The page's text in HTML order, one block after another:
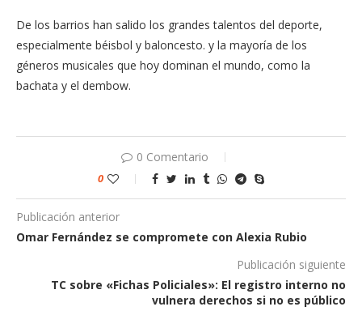
De los barrios han salido los grandes talentos del deporte,
especialmente béisbol y baloncesto. y la mayoría de los
géneros musicales que hoy dominan el mundo, como la
bachata y el dembow.
0 Comentario
0
Publicación anterior
Omar Fernández se compromete con Alexia Rubio
Publicación siguiente
TC sobre «Fichas Policiales»: El registro interno no
vulnera derechos si no es público